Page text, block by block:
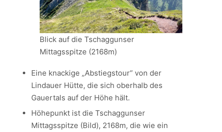
Blick auf die Tschaggunser
Mittagsspitze (2168m)
Eine knackige „Abstiegstour“ von der
Lindauer Hütte, die sich oberhalb des
Gauertals auf der Höhe hält.
Höhepunkt ist die Tschaggunser
Mittagsspitze (Bild), 2168m, die wie ein